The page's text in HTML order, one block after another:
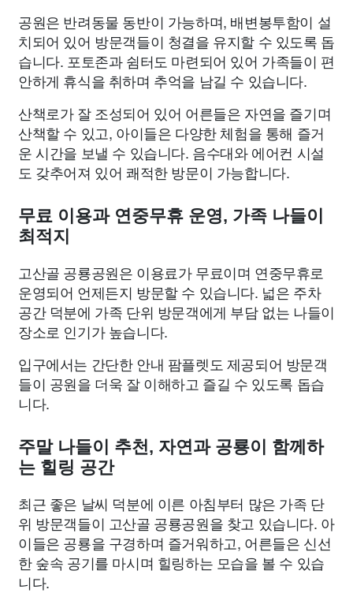
공원은 반려동물 동반이 가능하며, 배변봉투함이 설
치되어 있어 방문객들이 청결을 유지할 수 있도록 돕
습니다. 포토존과 쉼터도 마련되어 있어 가족들이 편
안하게 휴식을 취하며 추억을 남길 수 있습니다.
산책로가 잘 조성되어 있어 어른들은 자연을 즐기며
산책할 수 있고, 아이들은 다양한 체험을 통해 즐거
운 시간을 보낼 수 있습니다. 음수대와 에어컨 시설
도 갖추어져 있어 쾌적한 방문이 가능합니다.
무료 이용과 연중무휴 운영, 가족 나들이
최적지
고산골 공룡공원은 이용료가 무료이며 연중무휴로
운영되어 언제든지 방문할 수 있습니다. 넓은 주차
공간 덕분에 가족 단위 방문객에게 부담 없는 나들이
장소로 인기가 높습니다.
입구에서는 간단한 안내 팜플렛도 제공되어 방문객
들이 공원을 더욱 잘 이해하고 즐길 수 있도록 돕습
니다.
주말 나들이 추천, 자연과 공룡이 함께하
는 힐링 공간
최근 좋은 날씨 덕분에 이른 아침부터 많은 가족 단
위 방문객들이 고산골 공룡공원을 찾고 있습니다. 아
이들은 공룡을 구경하며 즐거워하고, 어른들은 신선
한 숲속 공기를 마시며 힐링하는 모습을 볼 수 있습
니다.